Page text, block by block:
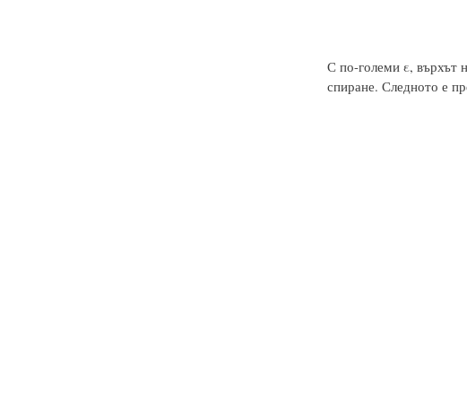
С по-големи ε, върхът
спиране. Следното е